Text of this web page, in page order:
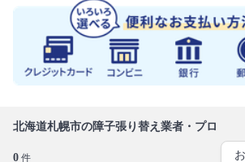
北海道札幌市の障子張り替え業者・プロ
0 件